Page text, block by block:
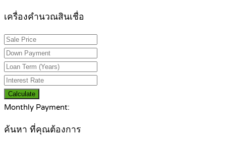
เครื่องคำนวณสินเชื่อ
Calculate
Monthly Payment:
ค้นหา ที่คุณต้องการ